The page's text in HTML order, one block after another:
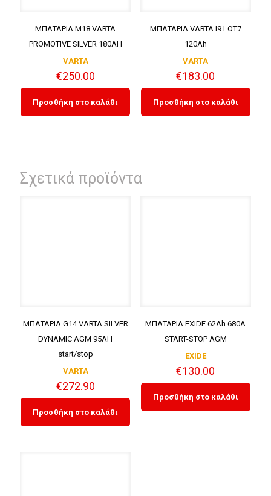
ΜΠΑΤΑΡΙΑ M18 VARTA
PROMOTIVE SILVER 180AH
VARTA
€250.00
Προσθήκη στο καλάθι
ΜΠΑΤΑΡΙΑ VARTA I9 LOT7
120Ah
VARTA
€183.00
Προσθήκη στο καλάθι
Σχετικά προϊόντα
ΜΠΑΤΑΡΙΑ G14 VARTA SILVER
DYNAMIC AGM 95AH
start/stop
VARTA
€272.90
Προσθήκη στο καλάθι
ΜΠΑΤΑΡΙΑ EXIDE 62Ah 680A
START-STOP AGM
EXIDE
€130.00
Προσθήκη στο καλάθι